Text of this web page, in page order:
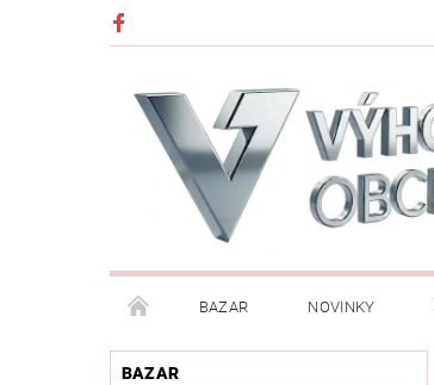
BAZAR NOVINKY
DĚTI (HRAČKY, CHŮVIČKY, VÝBAVA)
BAZAR